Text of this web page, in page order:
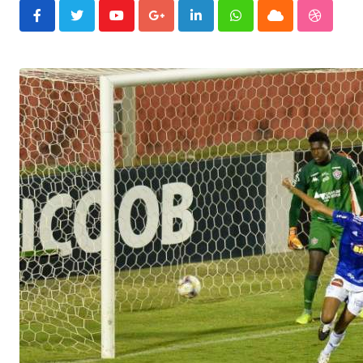
YoutubeGoogle+LinkedInWhatsappCloud